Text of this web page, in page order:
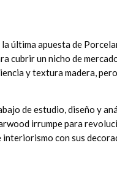
la última apuesta de
cubrir un nicho de
y textura madera,
de estudio, diseño y
irrumpe para
con sus